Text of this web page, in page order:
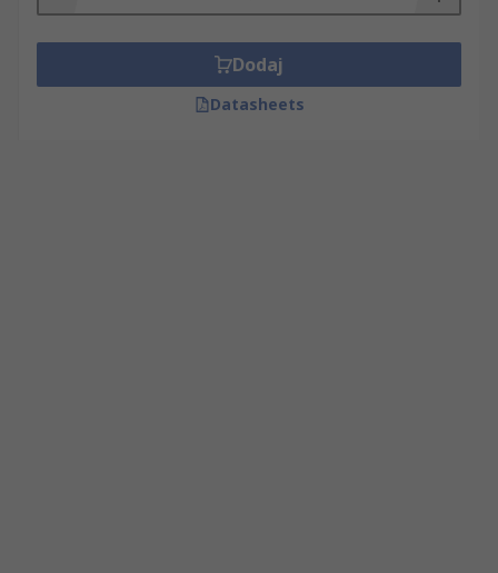
Dodaj
Datasheets